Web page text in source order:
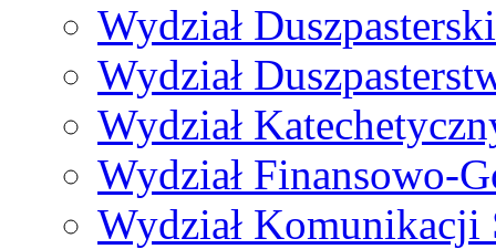
Wydział Duszpasterski
Wydział
Wydział
Wydział Finansowo-
Wydział Komunikacji